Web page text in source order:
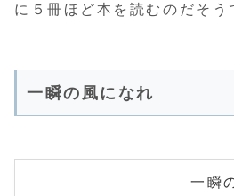
に５冊ほど本を読むのだそう
一瞬の風になれ
一瞬